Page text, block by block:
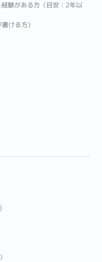
験がある方（目安：2年以
ける方）